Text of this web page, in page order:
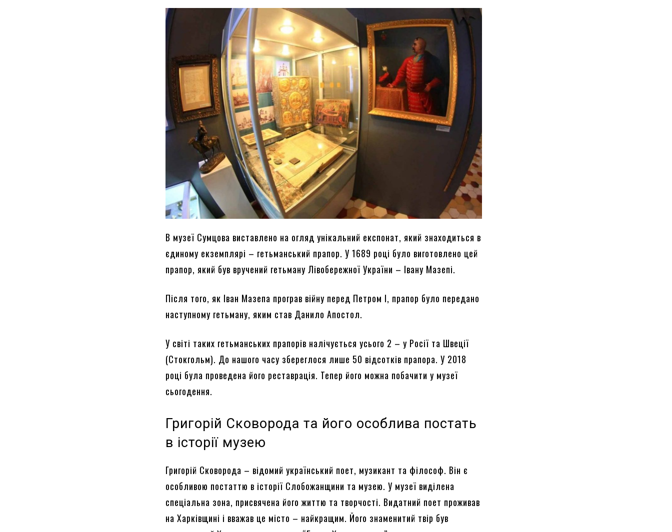
В музеї Сумцова виставлено на огляд унікальний експонат, який знаходиться в
єдиному екземплярі – гетьманський прапор. У 1689 році було виготовлено цей
прапор, який був вручений гетьману Лівобережної України – Івану Мазепі.
Після того, як Іван Мазепа програв війну перед Петром I, прапор було передано
наступному гетьману, яким став Данило Апостол.
У світі таких гетьманських прапорів налічується усього 2 – у Росії та Швеції
(Стокгольм). До нашого часу збереглося лише 50 відсотків прапора. У 2018
році була проведена його реставрація. Тепер його можна побачити у музеї
сьогодення.
Григорій Сковорода та його особлива постать
в історії музею
Григорій Сковорода – відомий український поет, музикант та філософ. Він є
особливою постаттю в історії Слобожанщини та музею. У музеї виділена
спеціальна зона, присвячена його життю та творчості. Видатний поет проживав
на Харківщині і вважав це місто – найкращим. Його знаменитий твір був